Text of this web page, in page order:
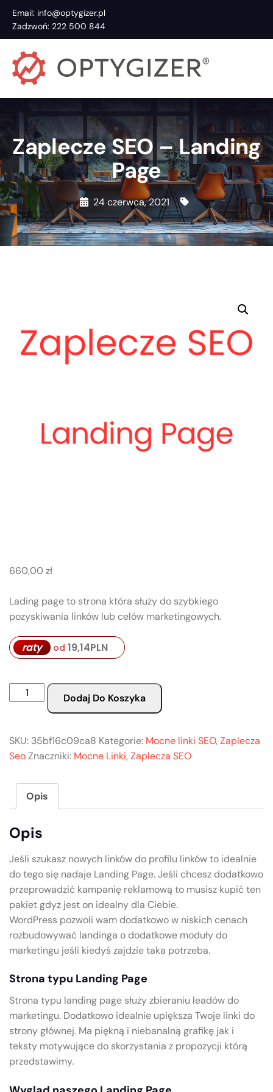
Email: info@optygizer.pl
Zadzwoń: 222 500 844
Zaplecze SEO – Landing
Page
24 czerwca, 2021
660,00 zł
Lading page to strona która służy do szybkiego
pozyskiwania linków lub celów marketingowych.
raty od 19,14PLN
Dodaj Do Koszyka
SKU: 35bf16c09ca8 Kategorie: Mocne linki SEO, Zaplecza
SeoZnaczniki: Mocne Linki, Zaplecza SEO
Opis
Opis
Jeśli szukasz nowych linków do profilu linków to idealnie
do tego się nadaje Landing Page. Jeśli chcesz dodatkowo
przeprowadzić kampanię reklamową to musisz kupić ten
pakiet gdyż jest on idealny dla Ciebie.
WordPress pozwoli wam dodatkowo w niskich cenach
rozbudowywać landinga o dodatkowe moduły do
marketingu jeśli kiedyś zajdzie taka potrzeba.
Strona typu Landing Page
Strona typu landing page służy zbieraniu leadów do
marketingu. Dodatkowo idealnie upiększa Twoje linki do
strony głównej. Ma piękną i niebanalną grafikę jak i
teksty motywujące do skorzystania z propozycji którą
przedstawimy.